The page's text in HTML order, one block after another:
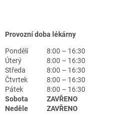
Provozní doba lékárny
Pondělí
8:00 – 16:30
Úterý
8:00 – 16:30
Středa
8:00 – 16:30
Čtvrtek
8:00 – 16:30
Pátek
8:00 – 16:30
Sobota
ZAVŘENO
Neděle
ZAVŘENO